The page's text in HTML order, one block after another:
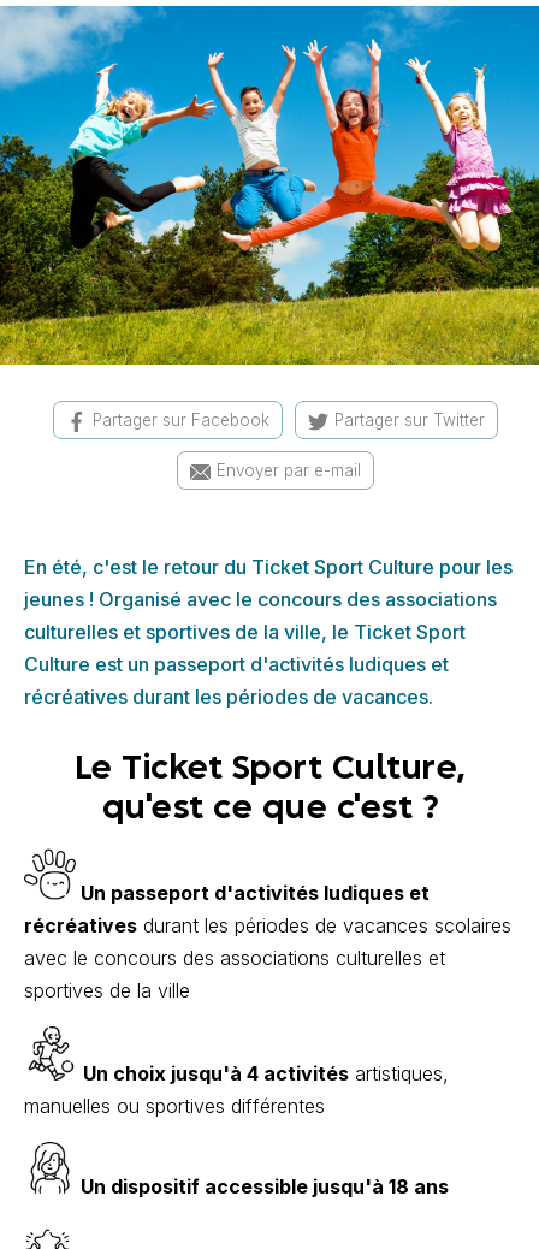
Partager sur Facebook Partager sur Twitter
Envoyer par e-mail
En été, c'est le retour du Ticket Sport Culture pour les
jeunes ! Organisé avec le concours des associations
culturelles et sportives de la ville, le Ticket Sport
Culture est un passeport d'activités ludiques et
récréatives durant les périodes de vacances.
Le Ticket Sport Culture,
qu'est ce que c'est ?
Un passeport d'activités ludiques et
récréatives durant les périodes de vacances scolaires
avec le concours des associations culturelles et
sportives de la ville
Un choix jusqu'à 4 activités artistiques,
manuelles ou sportives différentes
Un dispositif accessible jusqu'à 18 ans